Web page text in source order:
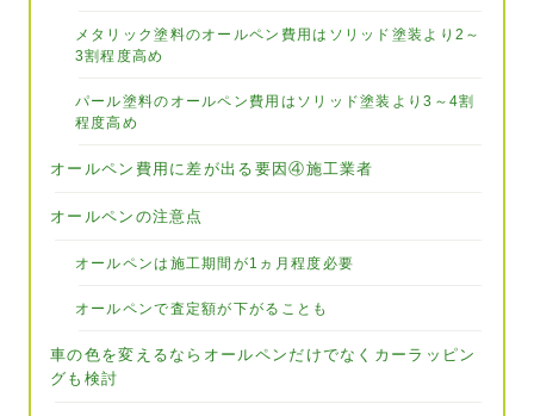
メタリック塗料のオールペン費用はソリッド塗装より2～
3割程度高め
パール塗料のオールペン費用はソリッド塗装より3～4割
程度高め
オールペン費用に差が出る要因④施工業者
オールペンの注意点
オールペンは施工期間が1ヵ月程度必要
オールペンで査定額が下がることも
車の色を変えるならオールペンだけでなくカーラッピン
グも検討